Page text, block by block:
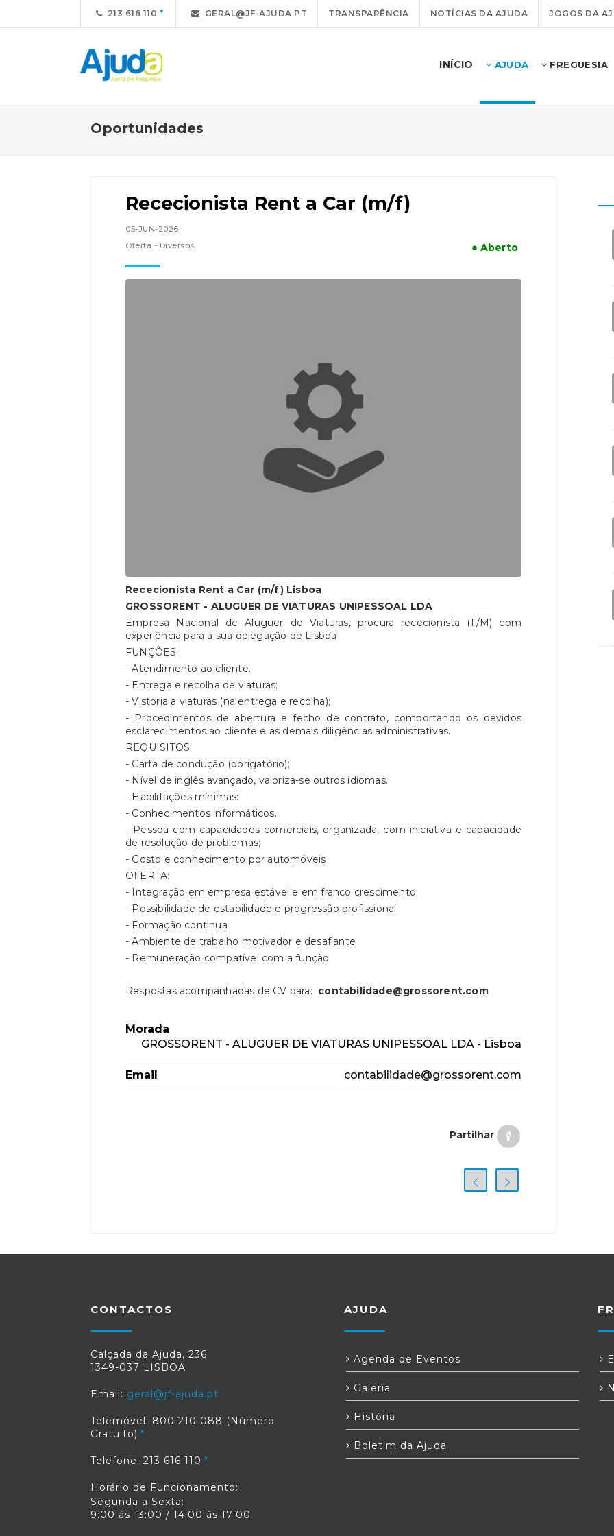
213 616 110 GERAL@JF-AJUDA.PT TRANSPARÊNCIA NOTÍCIAS DA AJUDA JOGOS DA
INÍCIO AJUDA FREGUESIA
Oportunidades
Rececionista Rent a Car (m/f)
05-JUN-2026
Oferta - Diversos
● Aberto
Rececionista Rent a Car (m/f) Lisboa
GROSSORENT - ALUGUER DE VIATURAS UNIPESSOAL LDA
Empresa Nacional de Aluguer de Viaturas, procura rececionista (F/M) com
experiência para a sua delegação de Lisboa
FUNÇÕES:
- Atendimento ao cliente.
- Entrega e recolha de viaturas;
- Vistoria a viaturas (na entrega e recolha);
- Procedimentos de abertura e fecho de contrato, comportando os devidos
esclarecimentos ao cliente e as demais diligências administrativas.
REQUISITOS:
- Carta de condução (obrigatório);
- Nível de inglês avançado, valoriza-se outros idiomas.
- Habilitações mínimas:
- Conhecimentos informáticos.
- Pessoa com capacidades comerciais, organizada, com iniciativa e capacidade
de resolução de problemas;
- Gosto e conhecimento por automóveis
OFERTA:
- Integração em empresa estável e em franco crescimento
- Possibilidade de estabilidade e progressão profissional
- Formação continua
- Ambiente de trabalho motivador e desafiante
- Remuneração compatível com a função
Respostas acompanhadas de CV para: contabilidade@grossorent.com
Morada
GROSSORENT - ALUGUER DE VIATURAS UNIPESSOAL LDA - Lisboa
Email contabilidade@grossorent.com
Partilhar
CONTACTOS
Calçada da Ajuda, 236
1349-037 LISBOA
Email: geral@jf-ajuda.pt
Telemóvel: 800 210 088 (Número
Gratuito)
Telefone: 213 616 110
Horário de Funcionamento:
Segunda a Sexta:
9:00 às 13:00 / 14:00 às 17:00
AJUDA
Agenda de Eventos
Galeria
História
Boletim da Ajuda